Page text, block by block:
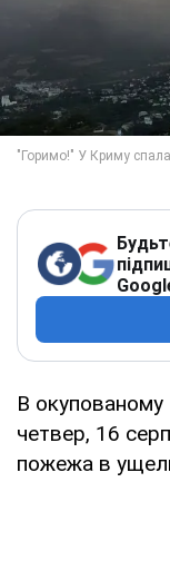
В
четвер, 16
пожежа в